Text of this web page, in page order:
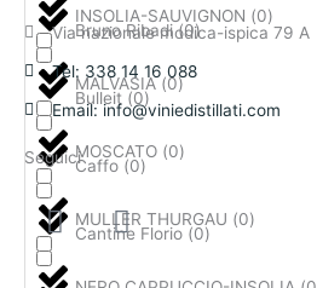
Bruno Ribadi (0)
Bulleit (0)
Caffo (0)
Cantine Florio (0)
INSOLIA-SAUVIGNON (0)
MALVASIA (0)
MOSCATO (0)
MULLER THURGAU (0)
Via nazionale modica-ispica 79 A
Tel: 338 14 16 088
Email: info@viniedistillati.com
Seguici
F
a
c
I
n